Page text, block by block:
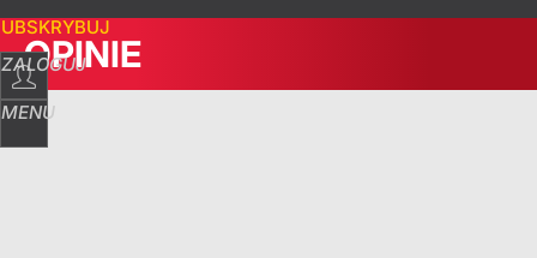
ZALOGUJ
MENU
OPINIE